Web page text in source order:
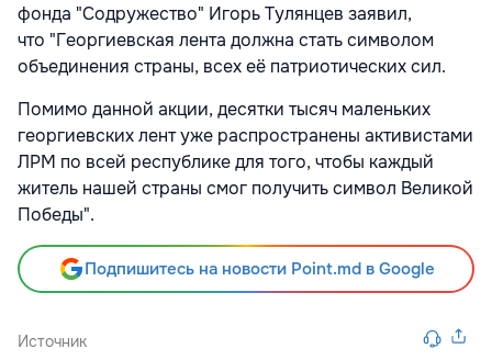
фонда "Содружество" Игорь Тулянцев заявил,
что "Георгиевская лента должна стать символом
объединения страны, всех её патриотических сил.
Помимо данной акции, десятки тысяч маленьких
георгиевских лент уже распространены активистами
ЛРМ по всей республике для того, чтобы каждый
житель нашей страны смог получить символ Великой
Победы".
Подпишитесь на новости Point.md в Google
Источник